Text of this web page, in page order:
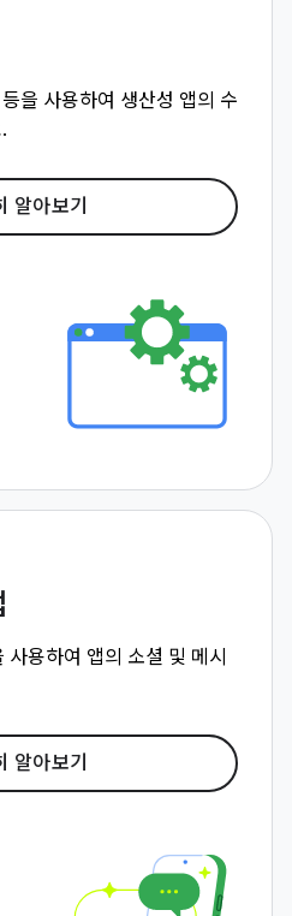
을 사용하여 생산성 앱의 수
알아보기
용하여 앱의 소셜 및 메시
알아보기